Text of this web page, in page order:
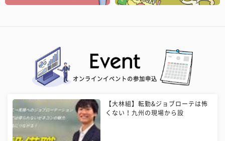
オンラインイベントの参加申込
【大林組】転勤&ジョブローテは怖
くない！九州の現場から設